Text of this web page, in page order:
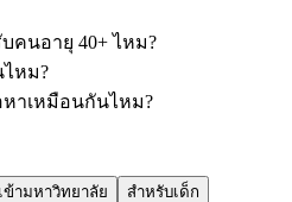
คนอายุ 40+ ไหม?
หม?
หาเหมือนกันไหม?
เข้ามหาวิทยาลัย สำหรับเด็ก